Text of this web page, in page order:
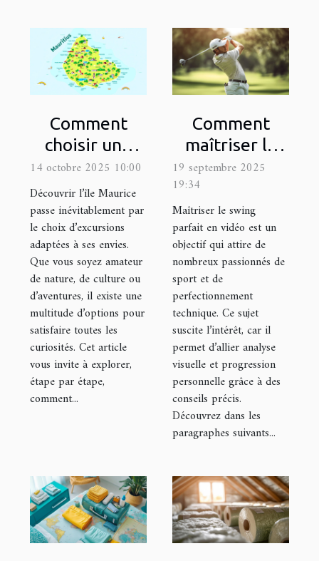
Comment
choisir une
excursion
adaptée à vos
intérêts à
Maurice ?
14 octobre 2025 10:00
Découvrir l’île Maurice
passe inévitablement par
le choix d’excursions
adaptées à ses envies.
Que vous soyez amateur
de nature, de culture ou
d’aventures, il existe une
multitude d’options pour
satisfaire toutes les
curiosités. Cet article
vous invite à explorer,
étape par étape,
comment...
Comment
maîtriser le
swing parfait
en vidéo ?
19 septembre 2025
19:34
Maîtriser le swing
parfait en vidéo est un
objectif qui attire de
nombreux passionnés de
sport et de
perfectionnement
technique. Ce sujet
suscite l’intérêt, car il
permet d’allier analyse
visuelle et progression
personnelle grâce à des
conseils précis.
Découvrez dans les
paragraphes suivants...